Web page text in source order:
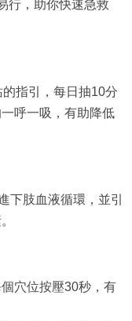
行，助你快速急救
指引，每日抽10分
呼一吸，有助降低
下肢血液循環，並引
穴位按壓30秒，有